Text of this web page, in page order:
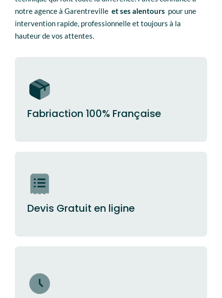
notre agence à Garentreville et ses alentours pour une
intervention rapide, professionnelle et toujours à la
hauteur de vos attentes.
Fabriaction 100% Française
Devis Gratuit en ligine